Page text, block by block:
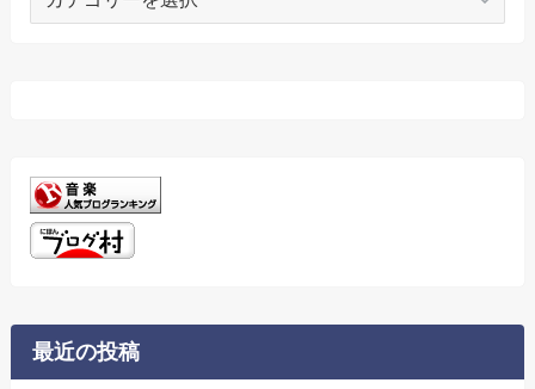
最近の投稿